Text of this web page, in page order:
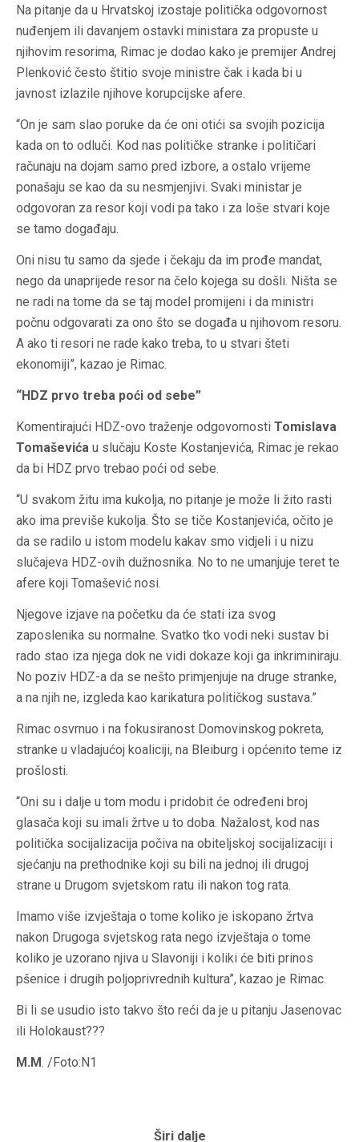
Na pitanje da u Hrvatskoj izostaje politička odgovornost
nuđenjem ili davanjem ostavki ministara za propuste u
njihovim resorima, Rimac je dodao kako je premijer Andrej
Plenković često štitio svoje ministre čak i kada bi u
javnost izlazile njihove korupcijske afere.
“On je sam slao poruke da će oni otići sa svojih pozicija
kada on to odluči. Kod nas političke stranke i političari
računaju na dojam samo pred izbore, a ostalo vrijeme
ponašaju se kao da su nesmjenjivi. Svaki ministar je
odgovoran za resor koji vodi pa tako i za loše stvari koje
se tamo događaju.
Oni nisu tu samo da sjede i čekaju da im prođe mandat,
nego da unaprijede resor na čelo kojega su došli. Ništa se
ne radi na tome da se taj model promijeni i da ministri
počnu odgovarati za ono što se događa u njihovom resoru.
A ako ti resori ne rade kako treba, to u stvari šteti
ekonomiji”, kazao je Rimac.
“HDZ prvo treba poći od sebe”
Komentirajući HDZ-ovo traženje odgovornosti Tomislava
Tomaševića u slučaju Koste Kostanjevića, Rimac je rekao
da bi HDZ prvo trebao poći od sebe.
“U svakom žitu ima kukolja, no pitanje je može li žito rasti
ako ima previše kukolja. Što se tiče Kostanjevića, očito je
da se radilo u istom modelu kakav smo vidjeli i u nizu
slučajeva HDZ-ovih dužnosnika. No to ne umanjuje teret te
afere koji Tomašević nosi.
Njegove izjave na početku da će stati iza svog
zaposlenika su normalne. Svatko tko vodi neki sustav bi
rado stao iza njega dok ne vidi dokaze koji ga inkriminiraju.
No poziv HDZ-a da se nešto primjenjuje na druge stranke,
a na njih ne, izgleda kao karikatura političkog sustava.”
Rimac osvrnuo i na fokusiranost Domovinskog pokreta,
stranke u vladajućoj koaliciji, na Bleiburg i općenito teme iz
prošlosti.
“Oni su i dalje u tom modu i pridobit će određeni broj
glasača koji su imali žrtve u to doba. Nažalost, kod nas
politička socijalizacija počiva na obiteljskoj socijalizaciji i
sjećanju na prethodnike koji su bili na jednoj ili drugoj
strane u Drugom svjetskom ratu ili nakon tog rata.
Imamo više izvještaja o tome koliko je iskopano žrtva
nakon Drugoga svjetskog rata nego izvještaja o tome
koliko je uzorano njiva u Slavoniji i koliki će biti prinos
pšenice i drugih poljoprivrednih kultura”, kazao je Rimac.
Bi li se usudio isto takvo što reći da je u pitanju Jasenovac
ili Holokaust???
M.M. /Foto:N1
Širi dalje